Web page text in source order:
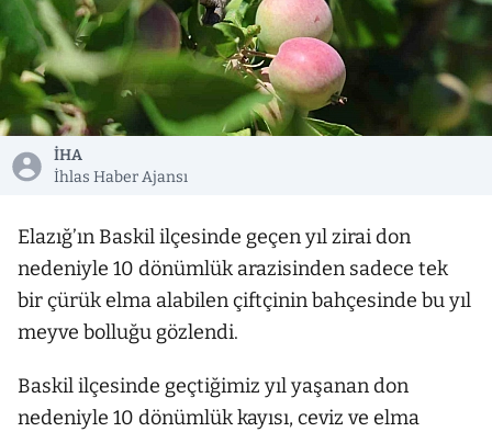
İHA
İhlas Haber Ajansı
Elazığ’ın Baskil ilçesinde geçen yıl zirai don
nedeniyle 10 dönümlük arazisinden sadece tek
bir çürük elma alabilen çiftçinin bahçesinde bu yıl
meyve bolluğu gözlendi.
Baskil ilçesinde geçtiğimiz yıl yaşanan don
nedeniyle 10 dönümlük kayısı, ceviz ve elma